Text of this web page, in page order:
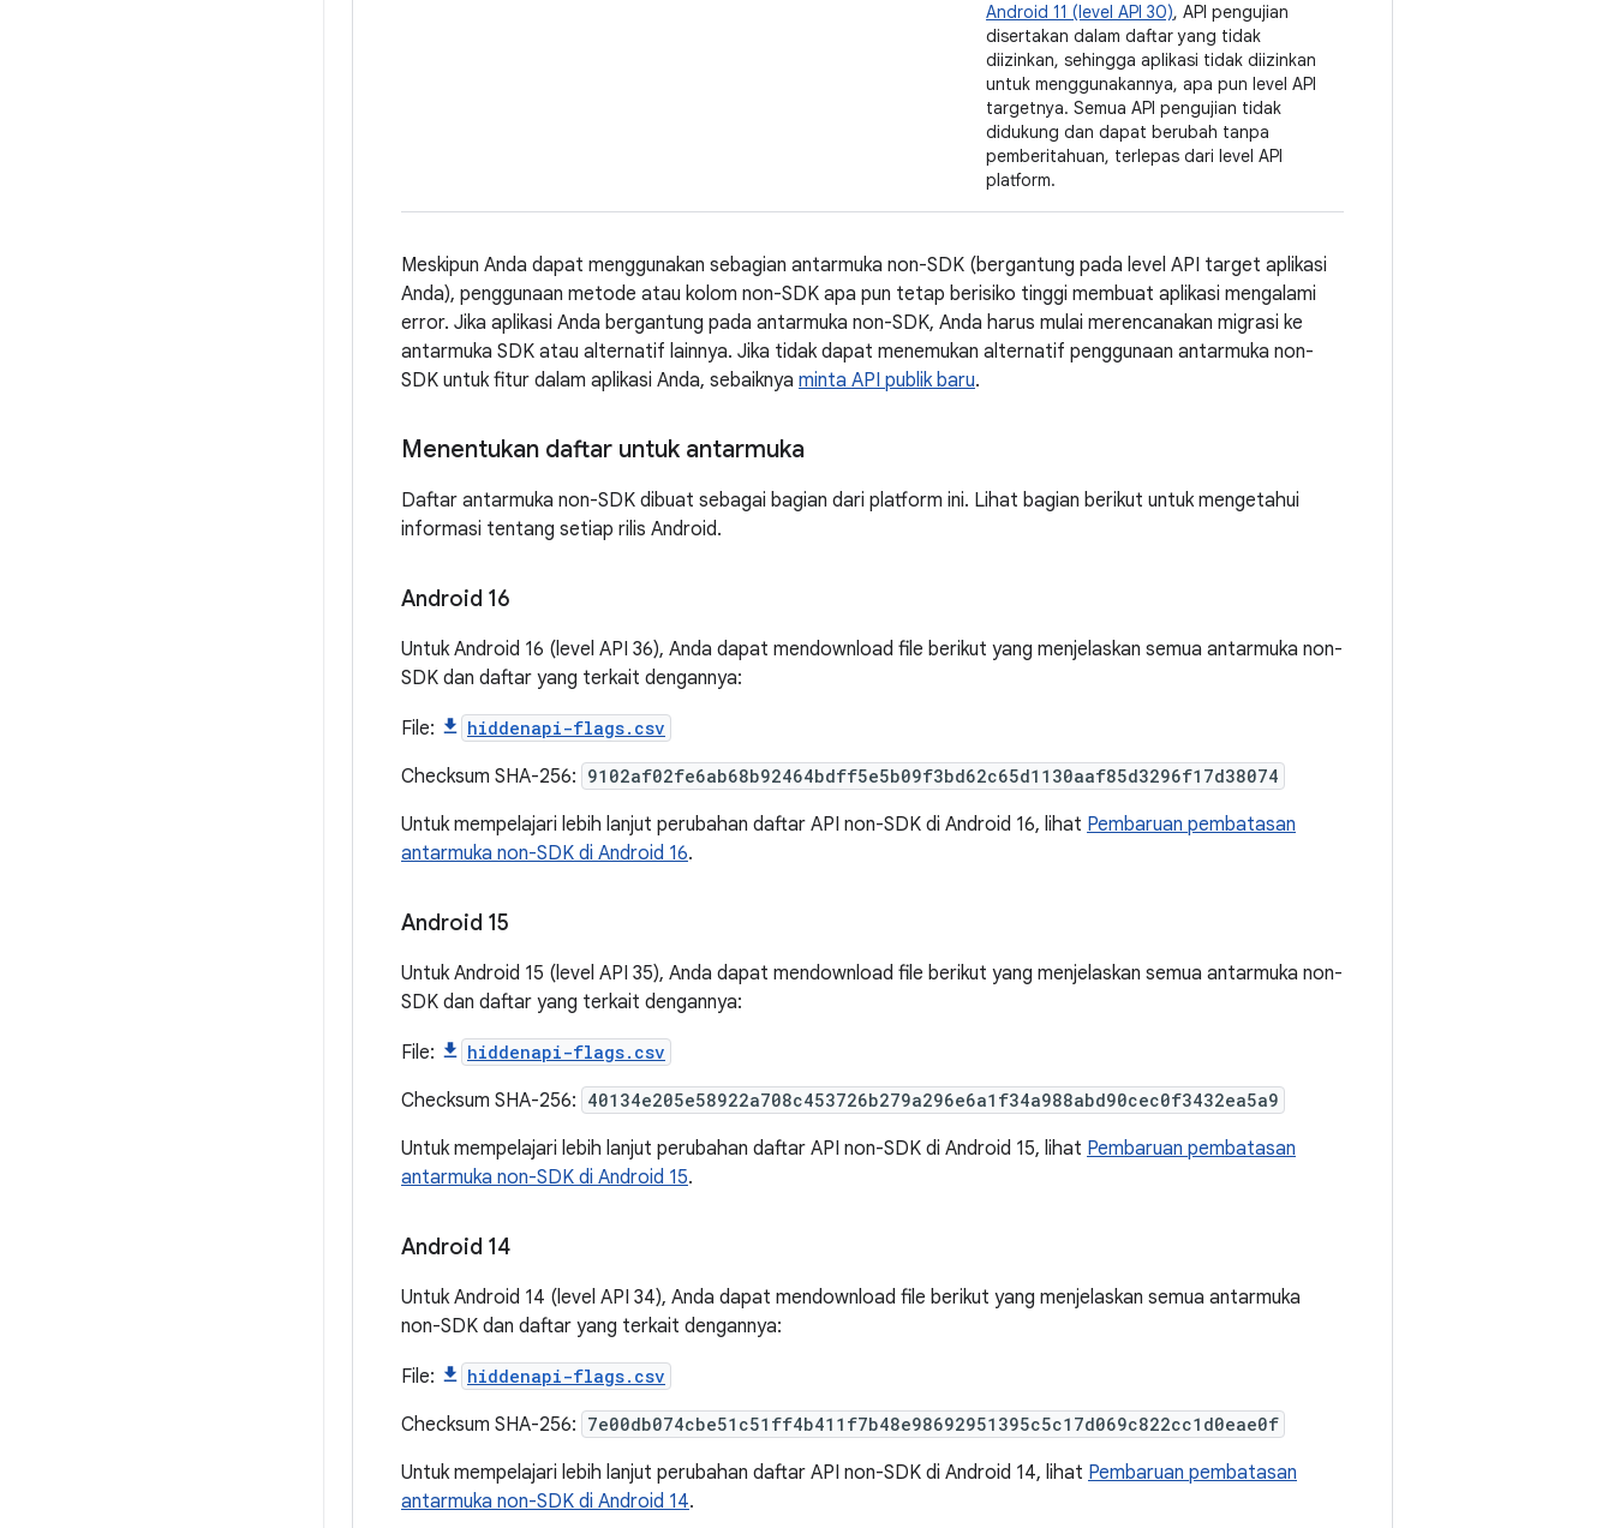
Android 11 (level API 30), API pengujian
disertakan dalam daftar yang tidak
diizinkan, sehingga aplikasi tidak diizinkan
untuk menggunakannya, apa pun level API
targetnya. Semua API pengujian tidak
didukung dan dapat berubah tanpa
pemberitahuan, terlepas dari level API
platform.
Meskipun Anda dapat menggunakan sebagian antarmuka non-SDK (bergantung pada level API target aplikasi
Anda), penggunaan metode atau kolom non-SDK apa pun tetap berisiko tinggi membuat aplikasi mengalami
error. Jika aplikasi Anda bergantung pada antarmuka non-SDK, Anda harus mulai merencanakan migrasi ke
antarmuka SDK atau alternatif lainnya. Jika tidak dapat menemukan alternatif penggunaan antarmuka non-
SDK untuk fitur dalam aplikasi Anda, sebaiknya minta API publik baru.
Menentukan daftar untuk antarmuka
Daftar antarmuka non-SDK dibuat sebagai bagian dari platform ini. Lihat bagian berikut untuk mengetahui
informasi tentang setiap rilis Android.
Android 16
Untuk Android 16 (level API 36), Anda dapat mendownload file berikut yang menjelaskan semua antarmuka non-
SDK dan daftar yang terkait dengannya:
File: hiddenapi-flags.csv
Checksum SHA-256: 9102af02fe6ab68b92464bdff5e5b09f3bd62c65d1130aaf85d3296f17d38074
Untuk mempelajari lebih lanjut perubahan daftar API non-SDK di Android 16, lihat Pembaruan pembatasan
antarmuka non-SDK di Android 16.
Android 15
Untuk Android 15 (level API 35), Anda dapat mendownload file berikut yang menjelaskan semua antarmuka non-
SDK dan daftar yang terkait dengannya:
File: hiddenapi-flags.csv
Checksum SHA-256: 40134e205e58922a708c453726b279a296e6a1f34a988abd90cec0f3432ea5a9
Untuk mempelajari lebih lanjut perubahan daftar API non-SDK di Android 15, lihat Pembaruan pembatasan
antarmuka non-SDK di Android 15.
Android 14
Untuk Android 14 (level API 34), Anda dapat mendownload file berikut yang menjelaskan semua antarmuka
non-SDK dan daftar yang terkait dengannya:
File: hiddenapi-flags.csv
Checksum SHA-256: 7e00db074cbe51c51ff4b411f7b48e98692951395c5c17d069c822cc1d0eae0f
Untuk mempelajari lebih lanjut perubahan daftar API non-SDK di Android 14, lihat Pembaruan pembatasan
antarmuka non-SDK di Android 14.